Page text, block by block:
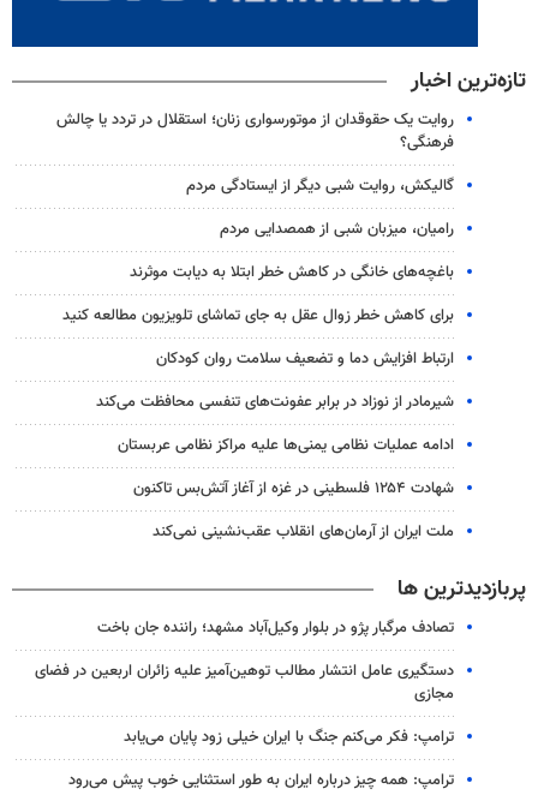
تازه‌ترین اخبار
روایت یک حقوقدان از موتورسواری زنان؛ استقلال در تردد یا چالش
فرهنگی؟
گالیکش، روایت شبی دیگر از ایستادگی مردم
رامیان، میزبان شبی از همصدایی مردم
باغچه‌های خانگی در کاهش خطر ابتلا به دیابت موثرند
برای کاهش خطر زوال عقل به جای تماشای تلویزیون مطالعه کنید
ارتباط افزایش دما و تضعیف سلامت روان کودکان
شیرمادر از نوزاد در برابر عفونت‌های تنفسی محافظت می‌کند
ادامه عملیات نظامی یمنی‌ها علیه مراکز نظامی عربستان
شهادت ۱۲۵۴ فلسطینی در غزه از آغاز آتش‌بس تاکنون
ملت ایران از آرمان‌های انقلاب عقب‌نشینی نمی‌کند
پربازدیدترین ها
تصادف مرگبار پژو در بلوار وکیل‌آباد مشهد؛ راننده جان باخت
دستگیری عامل انتشار مطالب توهین‌آمیز علیه زائران اربعین در فضای
مجازی
ترامپ: فکر می‌کنم جنگ با ایران خیلی زود پایان می‌یابد
ترامپ: همه چیز درباره ایران به طور استثنایی خوب پیش می‌رود